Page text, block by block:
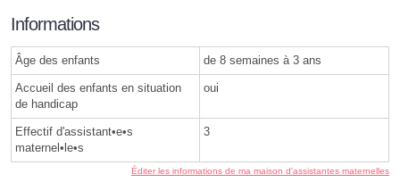
Informations
Âge des enfants de 8 semaines à 3 ans
Accueil des enfants en situation
de handicap
oui
Effectif d'assistant•e•s
maternel•le•s
3
Éditer les informations de ma maison d'assistantes maternelles